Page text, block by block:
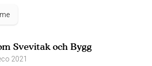
Svevitak och Bygg
2021